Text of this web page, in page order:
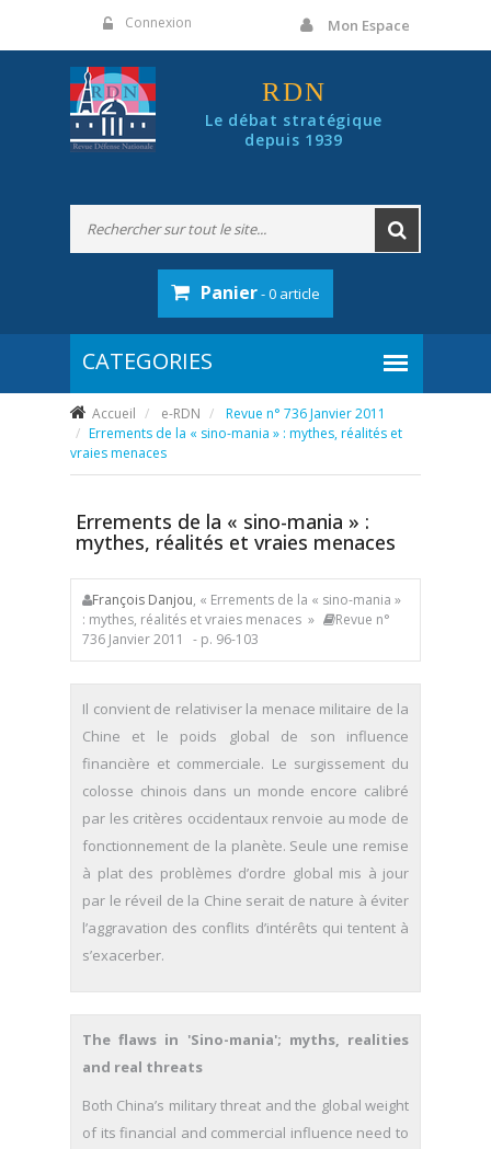
Connexion Mon Espace
RDN
Le débat stratégique
depuis 1939
Panier- 0 article
Accueil e-RDN
Revue n° 736 Janvier 2011
Errements de la « sino-mania » : mythes, réalités et
vraies menaces
Errements de la « sino-mania » :
mythes, réalités et vraies menaces
François Danjou, « Errements de la « sino-mania »
: mythes, réalités et vraies menaces »
Revue n°
736 Janvier 2011
- p. 96-103
Il convient de relativiser la menace militaire de la
Chine et le poids global de son influence
financière et commerciale. Le surgissement du
colosse chinois dans un monde encore calibré
par les critères occidentaux renvoie au mode de
fonctionnement de la planète. Seule une remise
à plat des problèmes d’ordre global mis à jour
par le réveil de la Chine serait de nature à éviter
l’aggravation des conflits d’intérêts qui tentent à
s’exacerber.
The flaws in 'Sino-mania'; myths, realities
and real threats
Both China’s military threat and the global weight
of its financial and commercial influence need to